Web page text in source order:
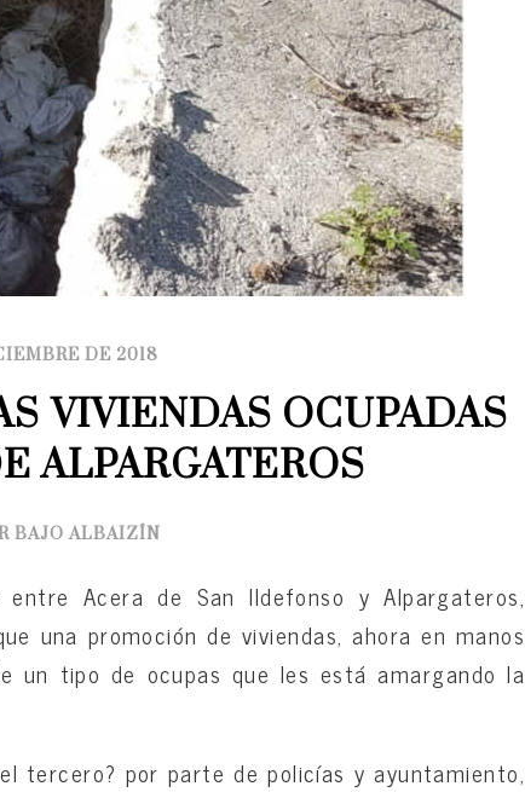
DE 2018
VIVIENDAS OCUPADAS
ALPARGATEROS
BAJO ALBAIZÍN
Acera de San Ildefonso y Alpargateros,
una promoción de viviendas, ahora en manos
un tipo de ocupas que les está amargando la
tercero? por parte de policías y ayuntamiento,